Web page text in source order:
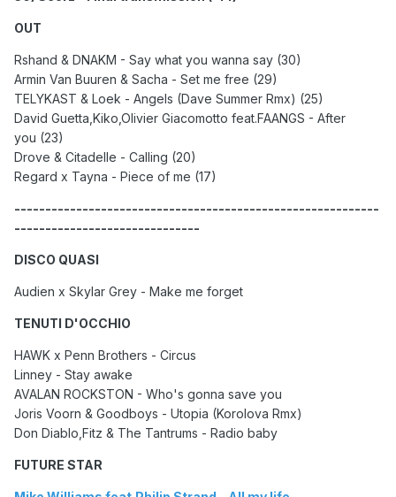
OUT
Rshand & DNAKM - Say what you wanna say (30)
Armin Van Buuren & Sacha - Set me free (29)
TELYKAST & Loek - Angels (Dave Summer Rmx) (25)
David Guetta,Kiko,Olivier Giacomotto feat.FAANGS - After
you (23)
Drove & Citadelle - Calling (20)
Regard x Tayna - Piece of me (17)
-----------------------------------------------------------
------------------------------
DISCO QUASI
Audien x Skylar Grey - Make me forget
TENUTI D'OCCHIO
HAWK x Penn Brothers - Circus
Linney - Stay awake
AVALAN ROCKSTON - Who's gonna save you
Joris Voorn & Goodboys - Utopia (Korolova Rmx)
Don Diablo,Fitz & The Tantrums - Radio baby
FUTURE STAR